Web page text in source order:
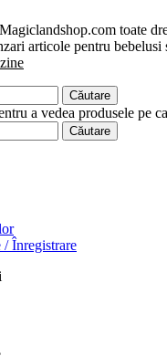
toate
articole pentru
Căutare
a vedea produsele pe
Căutare
Înregistrare